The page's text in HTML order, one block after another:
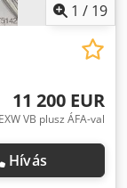
1 / 19
11 200 EUR
EXW VB plusz ÁFA-val
Hívás